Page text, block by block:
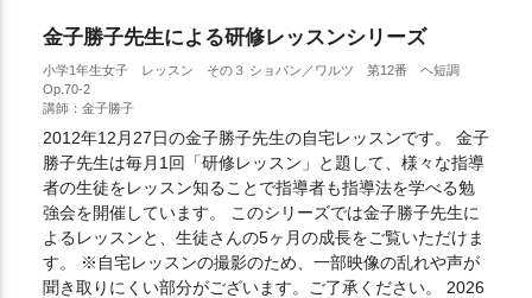
金子勝子先生による研修レッスンシリーズ
小学1年生女子 レッスン その３ ショパン／ワルツ 第12番 ヘ短調
Op.70-2
講師：金子勝子
2012年12月27日の金子勝子先生の自宅レッスンです。 金子
勝子先生は毎月1回「研修レッスン」と題して、様々な指導
者の生徒をレッスン知ることで指導者も指導法を学べる勉
強会を開催しています。 このシリーズでは金子勝子先生に
よるレッスンと、生徒さんの5ヶ月の成長をご覧いただけま
す。 ※自宅レッスンの撮影のため、一部映像の乱れや声が
聞き取りにくい部分がございます。ご了承ください。 2026